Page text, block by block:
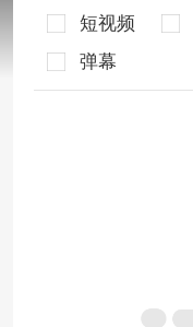
短视频
弹幕